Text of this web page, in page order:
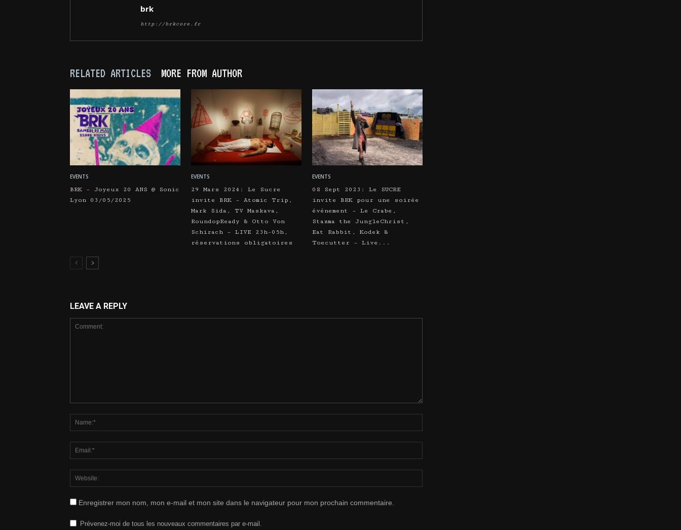
brk
http://brkcore.fr
RELATED ARTICLES MORE FROM AUTHOR
EVENTS
BRK – Joyeux 20 ANS @ Sonic
Lyon 03/05/2025
EVENTS
29 Mars 2024: Le Sucre
invite BRK – Atomic Trip,
Mark Sida, TV Maskava,
RoundopReady & Otto Von
Schirach – LIVE 23h-05h,
réservations obligatoires
EVENTS
08 Sept 2023: Le SUCRE
invite BRK pour une soirée
événement – Le Crabe,
Stazma the JungleChrist,
Eat Rabbit, Kodek &
Toecutter – Live...
LEAVE A REPLY
Enregistrer mon nom, mon e-mail et mon site dans le navigateur pour mon prochain commentaire.
Prévenez-moi de tous les nouveaux commentaires par e-mail.